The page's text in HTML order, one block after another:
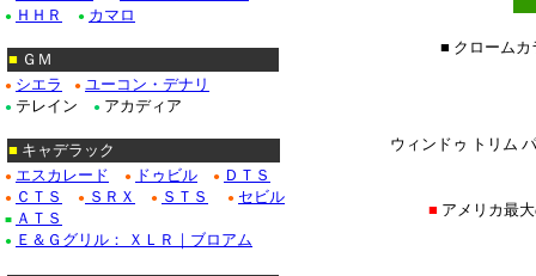
■ クロームカ
ウィンドゥ トリム
■ アメリカ最
● ＨＨＲ ● カマロ
■ ＧＭ
● シエラ ● ユーコン・デナリ
● テレイン ● アカディア
■ キャデラック
● エスカレード ● ドゥビル ● ＤＴＳ
● ＣＴＳ ● ＳＲＸ ● ＳＴＳ ● セビル
■ ＡＴＳ
● Ｅ＆Ｇグリル： ＸＬＲ｜ブロアム